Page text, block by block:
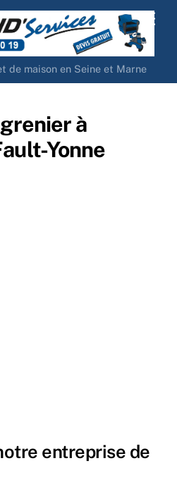
de maison en Seine et Marne
à
Yonne
entreprise de